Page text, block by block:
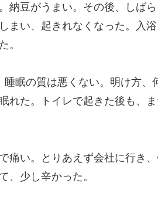
納豆がうまい。その後、しば
まい、起きれなくなった。入
。
眠の質は悪くない。明け方、
れた。トイレで起きた後も、
痛い。とりあえず会社に行き
、少し辛かった。